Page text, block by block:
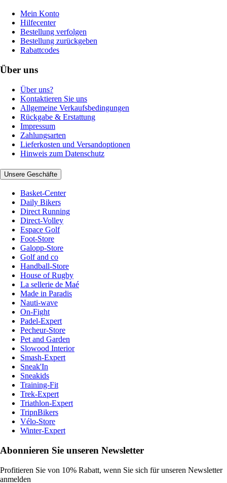
Mein Konto
Hilfecenter
Bestellung verfolgen
Bestellung zurückgeben
Rabattcodes
Über uns
Über uns?
Kontaktieren Sie uns
Allgemeine Verkaufsbedingungen
Rückgabe & Erstattung
Impressum
Zahlungsarten
Lieferkosten und Versandoptionen
Hinweis zum Datenschutz
Unsere Geschäfte
Basket-Center
Daily Bikers
Direct Running
Direct-Volley
Espace Golf
Foot-Store
Galopp-Store
Golf and co
Handball-Store
House of Rugby
La sellerie de Maé
Made in Paradis
Nauti-wave
On-Fight
Padel-Expert
Pecheur-Store
Pet and Garden
Slowood Interior
Smash-Expert
Sneak'In
Sneakids
Training-Fit
Trek-Expert
Triathlon-Expert
TripnBikers
Vélo-Store
Winter-Expert
Abonnieren Sie unseren Newsletter
Profitieren Sie von 10% Rabatt, wenn Sie sich für unseren Newsletter
anmelden